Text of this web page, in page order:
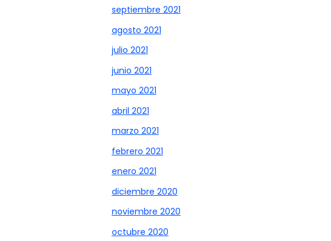
septiembre 2021
agosto 2021
julio 2021
junio 2021
mayo 2021
abril 2021
marzo 2021
febrero 2021
enero 2021
diciembre 2020
noviembre 2020
octubre 2020